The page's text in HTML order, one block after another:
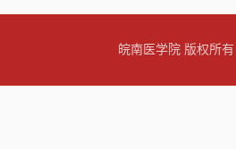
皖南医学院 版权所有